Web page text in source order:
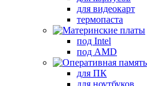
для видеокарт
термопаста
под Intel
под AMD
для ПК
для ноутбуков